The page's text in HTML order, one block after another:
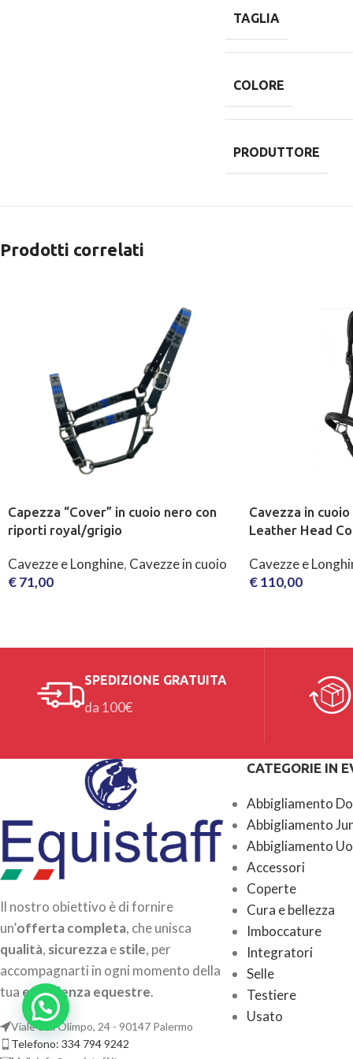
TAGLIA
COLORE
PRODUTTORE
Prodotti correlati
Capezza “Cover” in cuoio nero con
riporti royal/grigio
Cavezze e Longhine, Cavezze in cuoio
€71,00
Cavezza in
Leather Head
Cavezze e
€110,00
SPEDIZIONE GRATUITA
da 100€
Il nostro obiettivo è di fornire
un’offerta completa, che unisca
qualità, sicurezzaestile, per
accompagnarti in ogni momento della
tua esperienza equestre.
Viale dell'Olimpo, 24 - 90147 Palermo
Telefono: 334 794 9242
CATEGORIE IN
Abbigliamento
Abbigliamento
Abbigliamento
Accessori
Coperte
Cura e bellezza
Imboccature
Integratori
Selle
Testiere
Usato